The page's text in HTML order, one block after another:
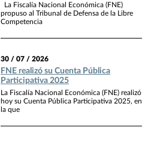
La Fiscalía Nacional Económica (FNE)
propuso al Tribunal de Defensa de la Libre
Competencia
30 / 07 / 2026
FNE realizó su Cuenta Pública
Participativa 2025
La Fiscalía Nacional Económica (FNE) realizó
hoy su Cuenta Pública Participativa 2025, en
la que